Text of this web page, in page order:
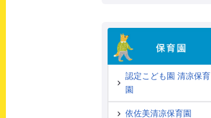
認定こども園 清凉保育
園
依佐美清凉保育園